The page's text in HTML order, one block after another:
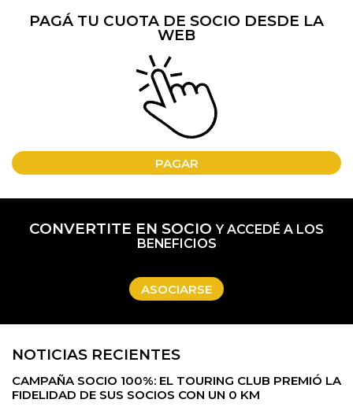
PAGÁ TU CUOTA DE SOCIO DESDE LA
WEB
PAGAR
CONVERTITE EN SOCIOY ACCEDÉ A LOS
BENEFICIOS
ASOCIARSE
NOTICIAS RECIENTES
CAMPAÑA SOCIO 100%: EL TOURING CLUB PREMIÓ LA
FIDELIDAD DE SUS SOCIOS CON UN 0 KM